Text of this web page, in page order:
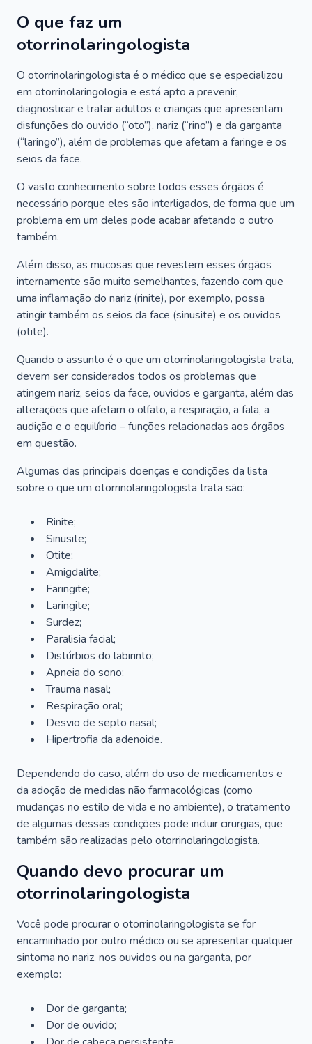
O que faz um
otorrinolaringologista
O otorrinolaringologista é o médico que se especializou
em otorrinolaringologia e está apto a prevenir,
diagnosticar e tratar adultos e crianças que apresentam
disfunções do ouvido (“oto”), nariz (“rino”) e da garganta
(“laringo”), além de problemas que afetam a faringe e os
seios da face.
O vasto conhecimento sobre todos esses órgãos é
necessário porque eles são interligados, de forma que um
problema em um deles pode acabar afetando o outro
também.
Além disso, as mucosas que revestem esses órgãos
internamente são muito semelhantes, fazendo com que
uma inflamação do nariz (rinite), por exemplo, possa
atingir também os seios da face (sinusite) e os ouvidos
(otite).
Quando o assunto é o que um otorrinolaringologista trata,
devem ser considerados todos os problemas que
atingem nariz, seios da face, ouvidos e garganta, além das
alterações que afetam o olfato, a respiração, a fala, a
audição e o equilíbrio – funções relacionadas aos órgãos
em questão.
Algumas das principais doenças e condições da lista
sobre o que um otorrinolaringologista trata são:
Rinite;
Sinusite;
Otite;
Amigdalite;
Faringite;
Laringite;
Surdez;
Paralisia facial;
Distúrbios do labirinto;
Apneia do sono;
Trauma nasal;
Respiração oral;
Desvio de septo nasal;
Hipertrofia da adenoide.
Dependendo do caso, além do uso de medicamentos e
da adoção de medidas não farmacológicas (como
mudanças no estilo de vida e no ambiente), o tratamento
de algumas dessas condições pode incluir cirurgias, que
também são realizadas pelo otorrinolaringologista.
Quando devo procurar um
otorrinolaringologista
Você pode procurar o otorrinolaringologista se for
encaminhado por outro médico ou se apresentar qualquer
sintoma no nariz, nos ouvidos ou na garganta, por
exemplo:
Dor de garganta;
Dor de ouvido;